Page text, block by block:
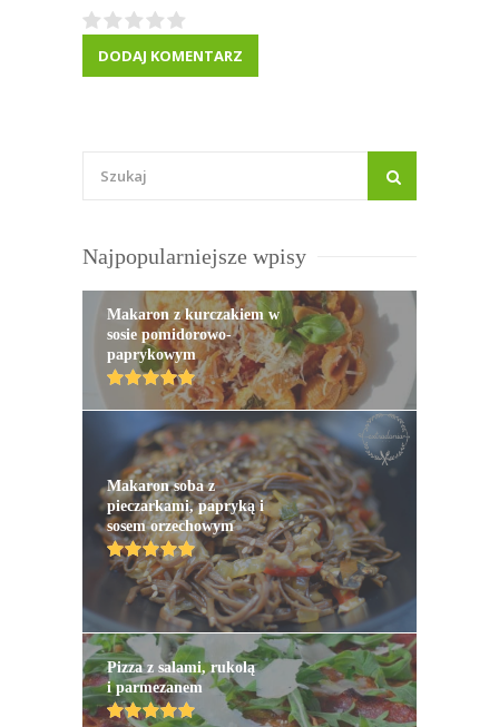
Najpopularniejsze wpisy
Makaron z kurczakiem w
sosie pomidorowo-
paprykowym
Makaron soba z
pieczarkami, papryką i
sosem orzechowym
Pizza z salami, rukolą
i parmezanem